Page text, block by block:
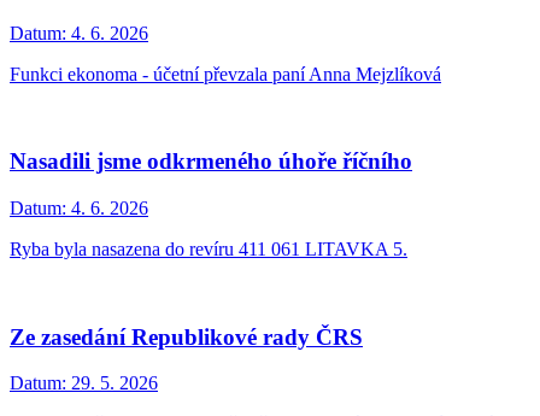
Datum: 4. 6. 2026
Funkci ekonoma - účetní převzala paní Anna Mejzlíková
Nasadili jsme odkrmeného úhoře říčního
Datum: 4. 6. 2026
Ryba byla nasazena do revíru 411 061 LITAVKA 5.
Ze zasedání Republikové rady ČRS
Datum: 29. 5. 2026